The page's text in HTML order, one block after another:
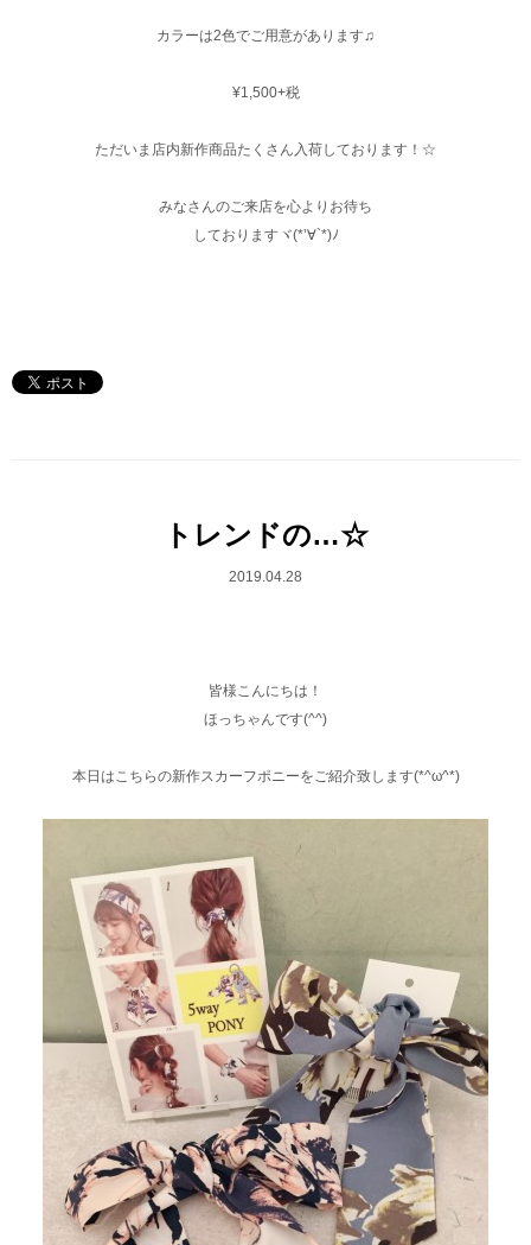
カラーは2色でご用意があります♫
¥1,500+税
ただいま店内新作商品たくさん入荷しております！☆
みなさんのご来店を心よりお待ち
しておりますヾ(*’∀`*)ﾉ
トレンドの…☆
2019.04.28
皆様こんにちは！
ほっちゃんです(^^)
本日はこちらの新作スカーフポニーをご紹介致します(*^ω^*)